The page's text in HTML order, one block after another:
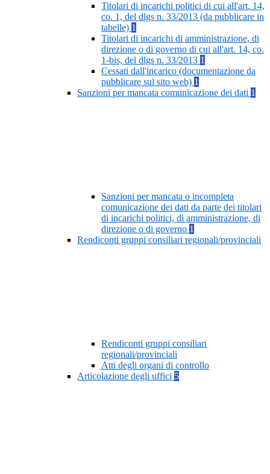
Titolari di incarichi politici di cui all'art. 14,
co. 1, del dlgs n. 33/2013 (da pubblicare in
tabelle) 1
Titolari di incarichi di amministrazione, di
direzione o di governo di cui all'art. 14, co.
1-bis, del dlgs n. 33/2013 1
Cessati dall'incarico (documentazione da
pubblicare sul sito web) 1
Sanzioni per mancata comunicazione dei dati 1
Sanzioni per mancata o incompleta
comunicazione dei dati da parte dei titolari
di incarichi politici, di amministrazione, di
direzione o di governo 1
Rendiconti gruppi consiliari regionali/provinciali
Rendiconti gruppi consiliari
regionali/provinciali
Atti degli organi di controllo
Articolazione degli uffici 5